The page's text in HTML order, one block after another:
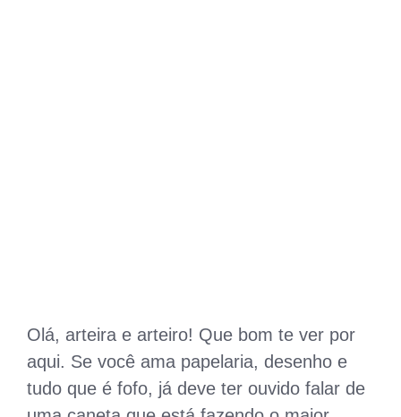
Olá, arteira e arteiro! Que bom te ver por
aqui. Se você ama papelaria, desenho e
tudo que é fofo, já deve ter ouvido falar de